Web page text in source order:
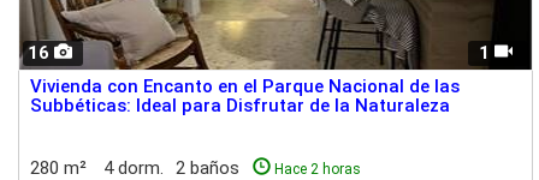
16 1
Vivienda con Encanto en el Parque Nacional de las
Subbéticas: Ideal para Disfrutar de la Naturaleza
280 m² 4 dorm. 2 baños Hace 2 horas